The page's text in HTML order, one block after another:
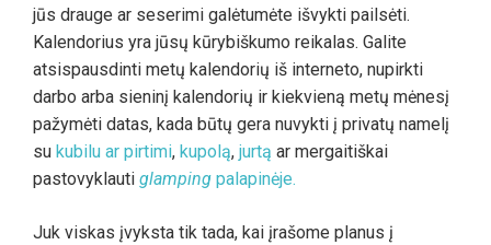
jūs drauge ar seserimi galėtumėte išvykti pailsėti.
Kalendorius yra jūsų kūrybiškumo reikalas. Galite
atsispausdinti metų kalendorių iš interneto, nupirkti
darbo arba sieninį kalendorių ir kiekvieną metų mėnesį
pažymėti datas, kada būtų gera nuvykti į privatų namelį
su kubilu ar pirtimi, kupolą, jurtą ar mergaitiškai
pastovyklauti glamping palapinėje.
Juk viskas įvyksta tik tada, kai įrašome planus į